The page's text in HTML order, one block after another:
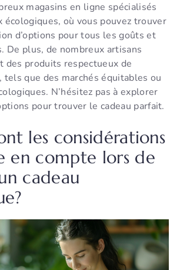
magasins en ligne spécialisés
écologiques, où vous pouvez trouver
d’options pour tous les goûts et
De plus, de nombreux artisans
des produits respectueux de
tels que des marchés équitables ou
N’hésitez pas à explorer
pour trouver le cadeau parfait.
les considérations
en compte lors de
cadeau